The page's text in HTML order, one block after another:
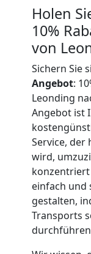
Holen
10%
von
Sichern Sie
Angebot:
Leonding
Angebot ist
Service, der
wird,
einfach und
gestalten,
Transports
Kleiner
Umzug